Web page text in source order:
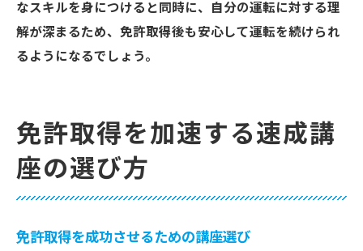
なスキルを身につけると同時に、自分の運転に対する理
解が深まるため、免許取得後も安心して運転を続けられ
るようになるでしょう。
免許取得を加速する速成講
座の選び方
免許取得を成功させるための講座選び